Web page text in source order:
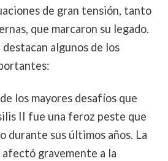
de gran tensión, tanto
que marcaron su legado.
algunos de los
los mayores desafíos que
II fue una feroz peste que
durante sus últimos años. La
gravemente a la